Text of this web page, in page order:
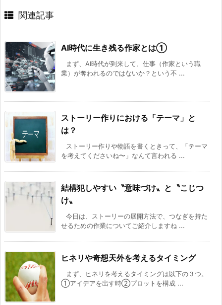
関連記事
AI時代に生き残る作家とは①
まず、AI時代が到来して、仕事（作家という職
業）が奪われるのではないか？という不 ...
ストーリー作りにおける「テーマ」と
は？
ストーリー作りや物語を書くときって、「テーマ
を考えてくださいね〜」なんて言われる ...
結構犯しやすい〝意味づけ〟と〝こじつ
け〟
今日は、ストーリーの展開方法で、つなぎを持た
せるための作業についてご紹介しますね ...
ヒネリや奇想天外を考えるタイミング
まず、ヒネリを考えるタイミングは以下の３つ。
①アイデアを出す時②プロットを構成 ...